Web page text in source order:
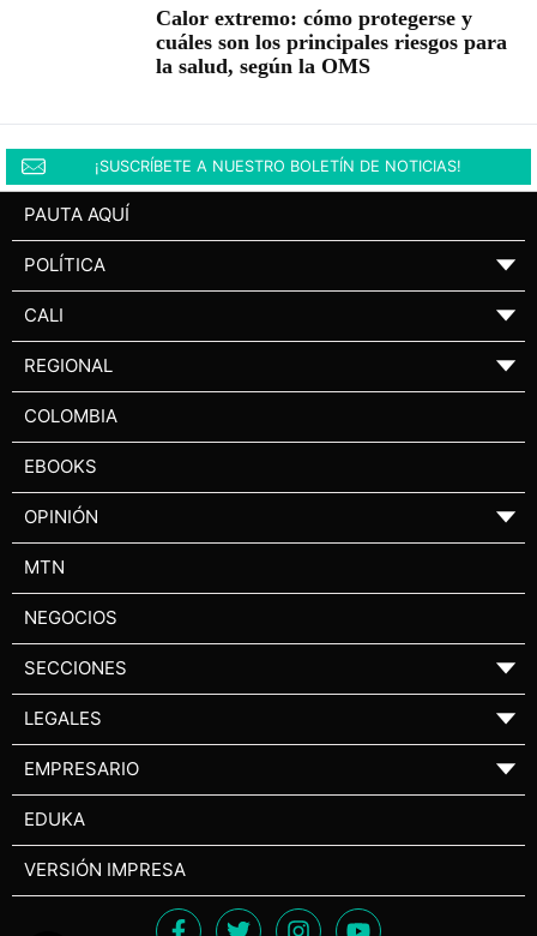
Calor extremo: cómo protegerse y
cuáles son los principales riesgos para
la salud, según la OMS
¡SUSCRÍBETE A NUESTRO BOLETÍN DE NOTICIAS!
PAUTA AQUÍ
POLÍTICA ▼
CALI ▼
REGIONAL ▼
COLOMBIA
EBOOKS
OPINIÓN ▼
MTN
NEGOCIOS
SECCIONES ▼
LEGALES ▼
EMPRESARIO ▼
EDUKA
VERSIÓN IMPRESA